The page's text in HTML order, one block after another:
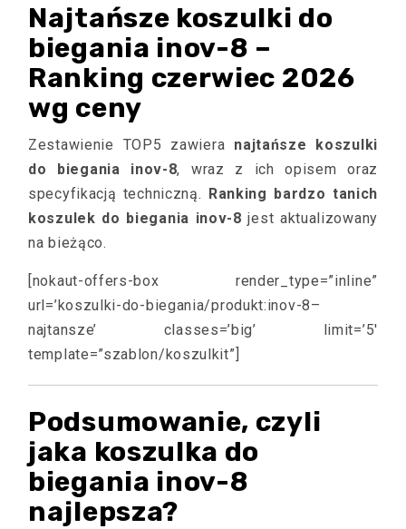
Najtańsze koszulki do
biegania inov-8 –
Ranking czerwiec 2026
wg ceny
Zestawienie TOP5 zawiera najtańsze koszulki
do biegania inov-8, wraz z ich opisem oraz
specyfikacją techniczną. Ranking bardzo tanich
koszulek do biegania inov-8 jest aktualizowany
na bieżąco.
[nokaut-offers-box render_type=”inline”
url=’koszulki-do-biegania/produkt:inov-8–
najtansze’ classes=’big’ limit=’5′
template=”szablon/koszulkit”]
Podsumowanie, czyli
jaka koszulka do
biegania inov-8
najlepsza?